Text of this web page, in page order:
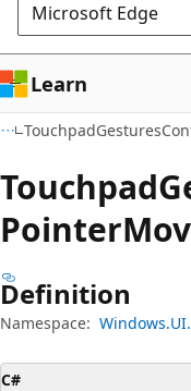
Microsoft Edge
Learn
Touchpad
Pointer
Definition
Namespace:
C#